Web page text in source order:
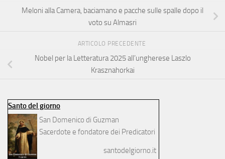
Meloni alla Camera, baciamano e pacche sulle spalle dopo il
voto su Almasri
ARTICOLO PRECEDENTE
Nobel per la Letteratura 2025 all’ungherese Laszlo
Krasznahorkai
Santo del giorno
San Domenico di Guzman
Sacerdote e fondatore dei Predicatori
santodelgiorno.it